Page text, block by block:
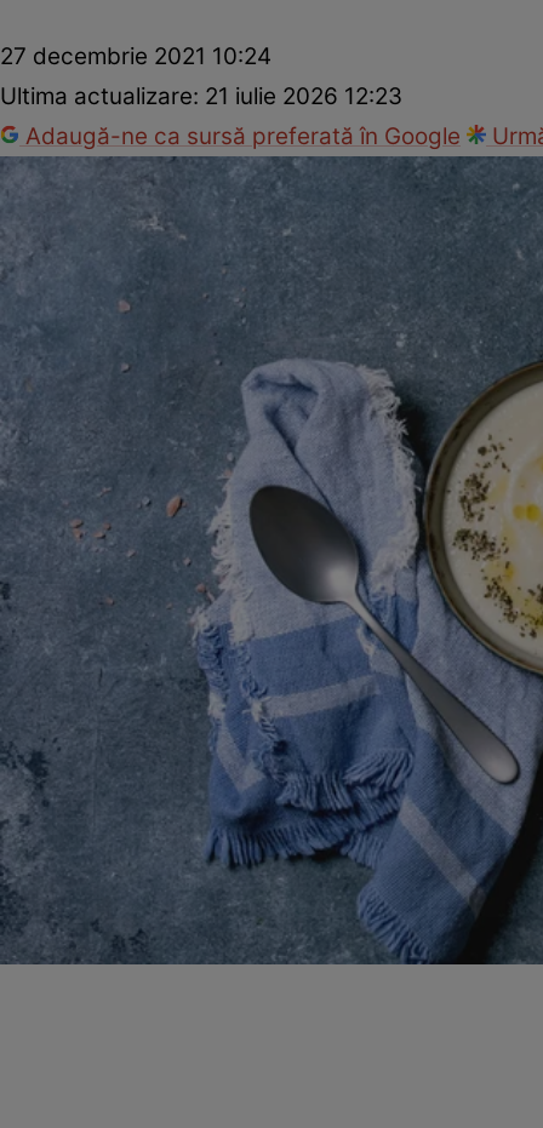
27 decembrie 2021 10:24
Ultima actualizare: 21 iulie 2026 12:23
Adaugă-ne ca sursă preferată în Google